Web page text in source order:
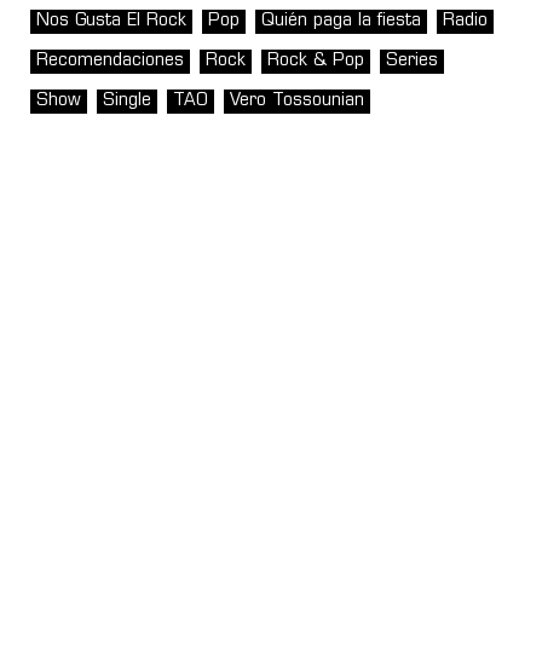
Nos Gusta El Rock Pop Quién paga la fiesta Radio
Recomendaciones Rock Rock & Pop Series
Show Single TAO Vero Tossounian